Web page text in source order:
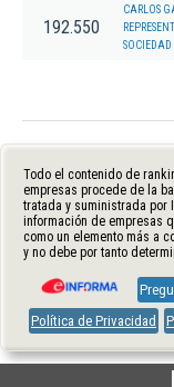
192.550
CARLOS
Todo el contenido de
empresas procede de la
tratada y suministrada por
información de empresas
como un elemento más a
y no debe por tanto
Política de Privacidad